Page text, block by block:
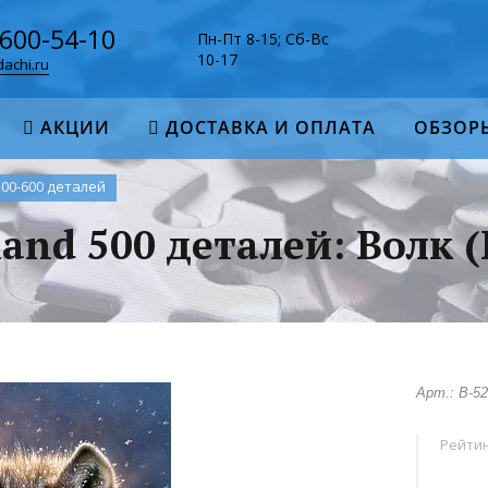
54-10
Пн-Пт 8-15; Сб-Вс
10-17
АКЦИИ ДОСТАВКА И ОПЛАТА
600 деталей
500 деталей: Волк
Арт.: B-